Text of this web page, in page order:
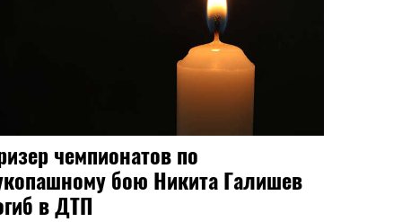
чемпионатов по
бою Никита Галишев
в ДТП